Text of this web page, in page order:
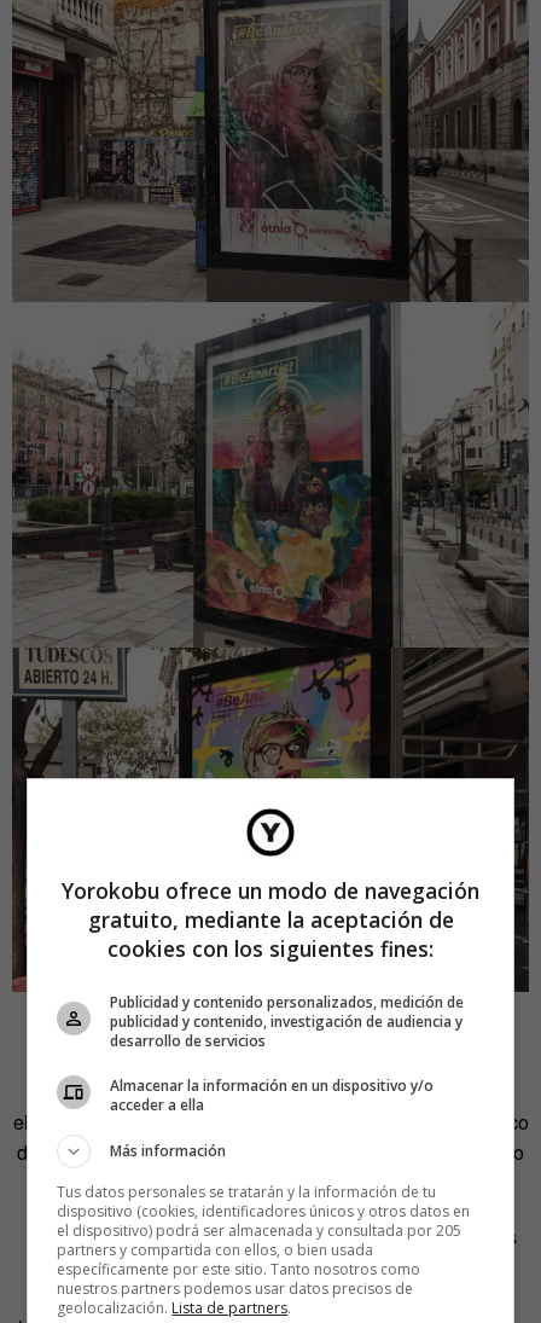
[/mosaic]
clasicismo formal y la estética actual, adornadas con
elementos rupturistas que nos introducen en el mundo único
de cada artista. Las distintas capas se superponen creando
imágenes de una coherencia heterogénea.
Uno de sus mayores aciertos ha sido la elección de estos
anartistas. Los seis jóvenes que reinterpretan el universo
Etnia Barcelona son la mejor representación de la nueva
Yorokobu ofrece un modo de navegación
gratuito, mediante la aceptación de
cookies con los siguientes fines:
Publicidad y contenido personalizados, medición de
publicidad y contenido, investigación de audiencia y
desarrollo de servicios
Almacenar la información en un dispositivo y/o
acceder a ella
Más información
Tus datos personales se tratarán y la información de tu
dispositivo (cookies, identificadores únicos y otros datos en
el dispositivo) podrá ser almacenada y consultada por 205
partners y compartida con ellos, o bien usada
específicamente por este sitio. Tanto nosotros como
nuestros partners podemos usar datos precisos de
geolocalización. Lista de partners.